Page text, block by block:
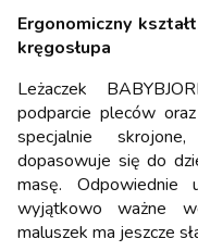
Ergonomiczny kształt
kręgosłupa
Leżaczek
podparcie pleców
specjalnie
dopasowuje się do
masę. Odpowiednie
wyjątkowo ważne
maluszek ma jeszcze